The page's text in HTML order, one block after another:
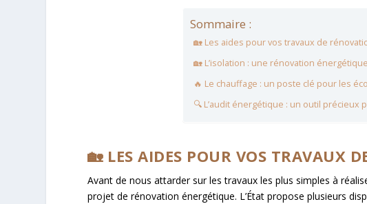
Sommaire :
🏡 Les aides pour vos travaux de
🏡 L’isolation : une rénovation
🔥 Le chauffage : un poste clé pour les
🔍 L’audit énergétique : un outil
🏡 LES AIDES POUR VOS TRAVAUX
Avant de nous attarder sur les travaux les plus simples à
projet de rénovation énergétique. L’État propose plusieurs